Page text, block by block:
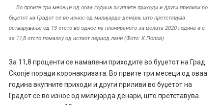
Во првите три месеци од оваа година вкупните приходи и други приливи во
буџетот на Градот се во износ од милијарда денари, што претставува
остварување од 13 отсто во однос на планираното за целата 2020 година и е
за 11,8 отсто помалку од истиот период лани.(Фото: К.Попов)
За 11,8 проценти се намалени приходите во буџетот на Град
Скопје поради коронакризата. Во првите три месеци од оваа
година вкупните приходи и други приливи во буџетот на
Градот се во износ од милијарда денари, што претставува